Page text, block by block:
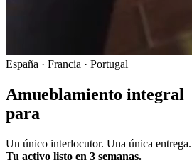
España · Francia · Portugal
Amueblamiento integral
para
Un único interlocutor. Una única entrega.
Tu activo listo en 3 semanas.